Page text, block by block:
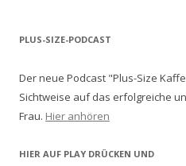
PLUS-SIZE-PODCAST
Der neue Podcast "Plus-Size
Sichtweise auf das erfolgreiche
Frau. Hier anhören
HIER AUF PLAY DRÜCKEN UND